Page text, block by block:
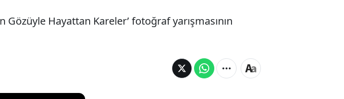
Gözüyle Hayattan Kareler’ fotoğraf yarışmasının